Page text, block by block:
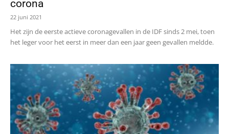
corona
22 juni 2021
Het zijn de eerste actieve coronagevallen in de IDF sinds 2 mei, toen
het leger voor het eerst in meer dan een jaar geen gevallen meldde.